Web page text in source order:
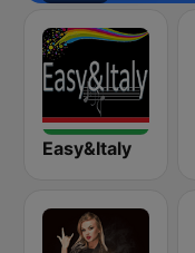
Easy&Italy